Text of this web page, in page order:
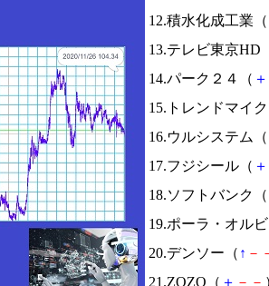
12.積水化成工業（
13.テレビ東京HD
14.パーク２４（ ＋
15.トレンドマイ
16.ウルシステム（
17.フジシール（ ＋
18.ソフトバンク（
19.ポーラ・オル
20.デンソー（ ↑ －
21.ZOZO（ ＋ － －